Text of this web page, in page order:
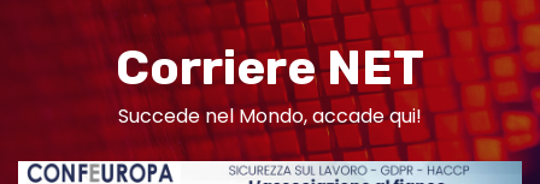
Corriere NET
Succede nel Mondo, accade qui!